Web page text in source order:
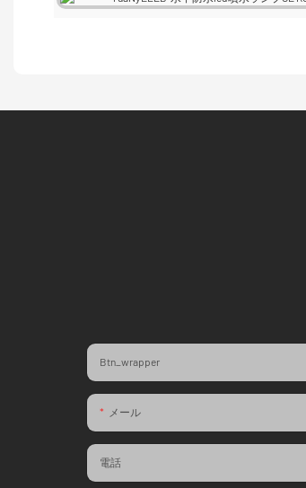
Btn_wrapper
メール
電話